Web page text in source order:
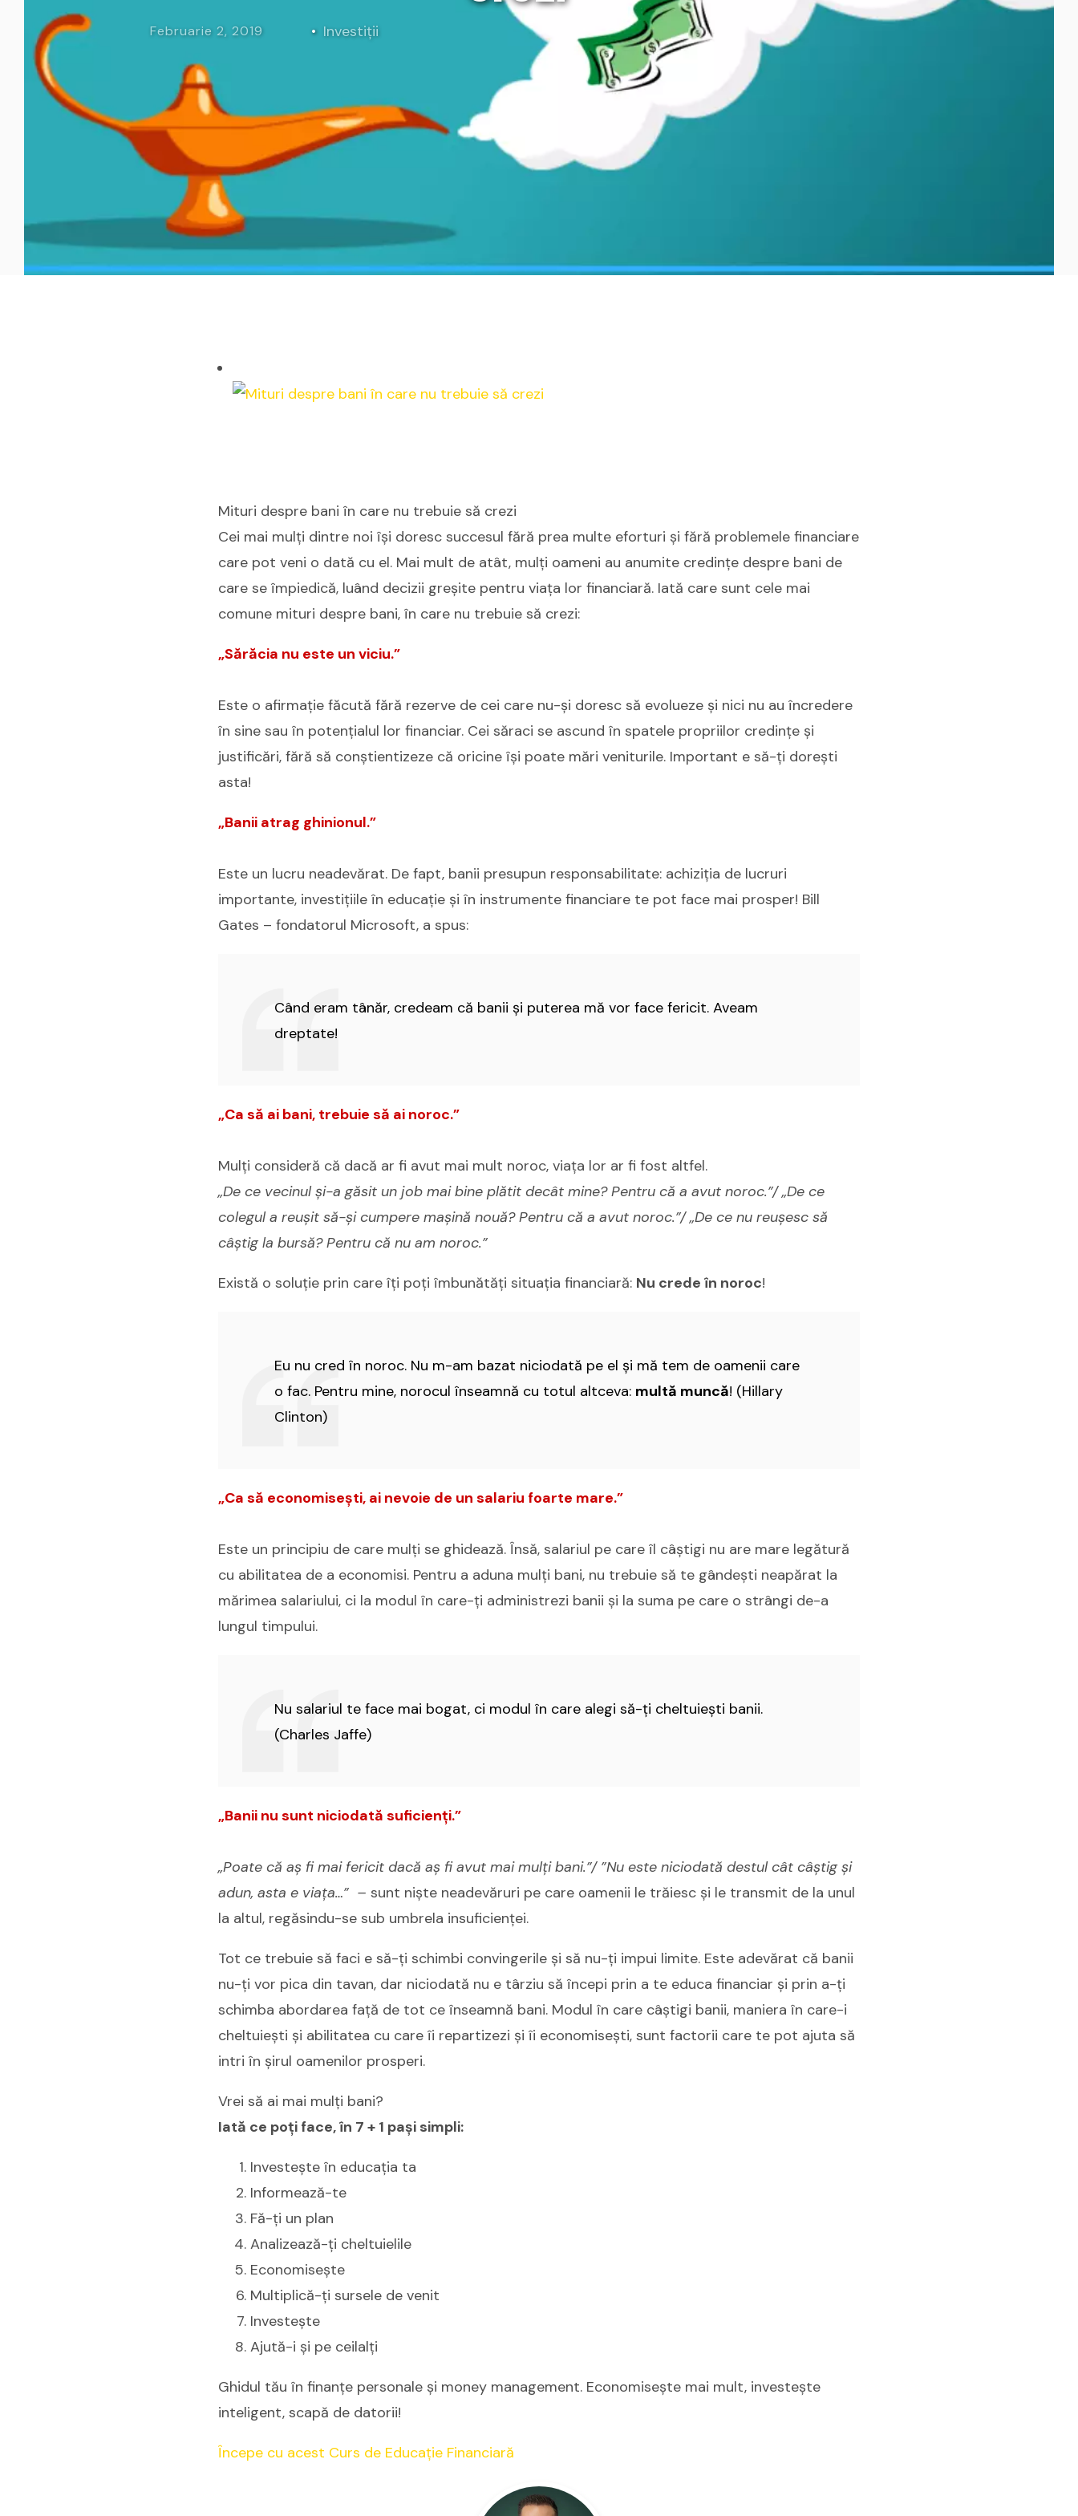
Curs Swing Trading
Curs Growth Stocks
Curs Value Investing DCF
Tool Calendar Integrat
Februarie 2, 2019 Investiții
Mituri despre bani în care nu trebuie să crezi
Cei mai mulți dintre noi își doresc succesul fără prea multe eforturi și fără problemele financiare
care pot veni o dată cu el. Mai mult de atât, mulți oameni au anumite credințe despre bani de
care se împiedică, luând decizii greșite pentru viața lor financiară. Iată care sunt cele mai
comune mituri despre bani, în care nu trebuie să crezi:
„Sărăcia nu este un viciu.”
Este o afirmație făcută fără rezerve de cei care nu-și doresc să evolueze și nici nu au încredere
în sine sau în potențialul lor financiar. Cei săraci se ascund în spatele propriilor credințe și
justificări, fără să conștientizeze că oricine își poate mări veniturile. Important e să-ți dorești
asta!
„Banii atrag ghinionul.”
Este un lucru neadevărat. De fapt, banii presupun responsabilitate: achiziția de lucruri
importante, investițiile în educație și în instrumente financiare te pot face mai prosper! Bill
Gates – fondatorul Microsoft, a spus:
Când eram tânăr, credeam că banii şi puterea mă vor face fericit. Aveam
dreptate!
„Ca să ai bani, trebuie să ai noroc.”
Mulți consideră că dacă ar fi avut mai mult noroc, viața lor ar fi fost altfel.
„De ce vecinul și-a găsit un job mai bine plătit decât mine? Pentru că a avut noroc.”/„De ce
colegul a reușit să-și cumpere mașină nouă? Pentru că a avut noroc.”/„De ce nu reușesc să
câștig la bursă? Pentru că nu am noroc.”
Există o soluție prin care îți poți îmbunătăți situația financiară: Nu crede în noroc!
Eu nu cred în noroc. Nu m-am bazat niciodată pe el şi mă tem de oamenii care
o fac. Pentru mine, norocul înseamnă cu totul altceva: multă muncă! (Hillary
Clinton)
„Ca să economisești, ai nevoie de un salariu foarte mare.”
Este un principiu de care mulți se ghidează. Însă, salariul pe care îl câștigi nu are mare legătură
cu abilitatea de a economisi. Pentru a aduna mulți bani, nu trebuie să te gândești neapărat la
mărimea salariului, ci la modul în care-ți administrezi banii și la suma pe care o strângi de-a
lungul timpului.
Nu salariul te face mai bogat, ci modul în care alegi să-ți cheltuiești banii.
(Charles Jaffe)
„Banii nu sunt niciodată suficienți.”
„Poate că aș fi mai fericit dacă aș fi avut mai mulți bani.”/ ”Nu este niciodată destul cât câștig și
adun, asta e viața…” – sunt niște neadevăruri pe care oamenii le trăiesc și le transmit de la unul
la altul, regăsindu-se sub umbrela insuficienței.
Tot ce trebuie să faci e să-ți schimbi convingerile și să nu-ți impui limite. Este adevărat că banii
nu-ți vor pica din tavan, dar niciodată nu e târziu să începi prin a te educa financiar și prin a-ți
schimba abordarea față de tot ce înseamnă bani. Modul în care câștigi banii, maniera în care-i
cheltuiești și abilitatea cu care îi repartizezi și îi economisești, sunt factorii care te pot ajuta să
intri în șirul oamenilor prosperi.
Vrei să ai mai mulți bani?
Iată ce poți face, în 7 + 1 pași simpli:
Investește în educația ta
Informează-te
Fă-ți un plan
Analizează-ți cheltuielile
Economisește
Multiplică-ți sursele de venit
Investește
Ajută-i și pe ceilalți
Ghidul tău în finanțe personale și money management. Economisește mai mult, investește
inteligent, scapă de datorii!
Începe cu acest Curs de Educație Financiară